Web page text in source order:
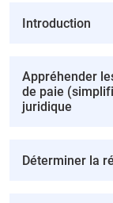
Introduction
Appréhender
de paie
juridique
Déterminer la